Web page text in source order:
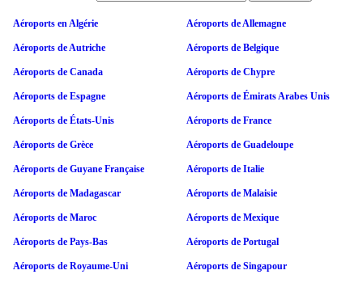
Aéroports en Algérie Aéroports de Allemagne
Aéroports de Autriche Aéroports de Belgique
Aéroports de Canada Aéroports de Chypre
Aéroports de Espagne Aéroports de Émirats Arabes Unis
Aéroports de États-Unis Aéroports de France
Aéroports de Grèce Aéroports de Guadeloupe
Aéroports de Guyane Française Aéroports de Italie
Aéroports de Madagascar Aéroports de Malaisie
Aéroports de Maroc Aéroports de Mexique
Aéroports de Pays-Bas Aéroports de Portugal
Aéroports de Royaume-Uni Aéroports de Singapour